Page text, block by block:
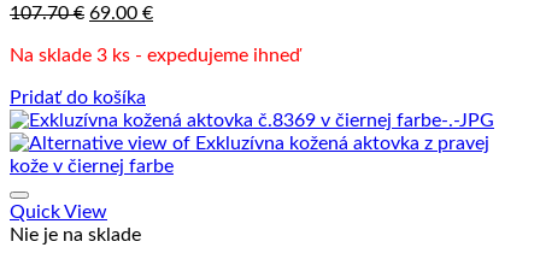
107.70€ Pôvodná
bola:
69.00 €Aktuálna
je:
Na sklade 3 ks - expedujeme ihneď
Pridať do košíka
Quick View
Nie je na sklade